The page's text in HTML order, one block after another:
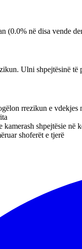
në disa vende
Ulni shpejtësinë
rrezikun e vdekjes
shpejtësie në
shoferët e tjerë